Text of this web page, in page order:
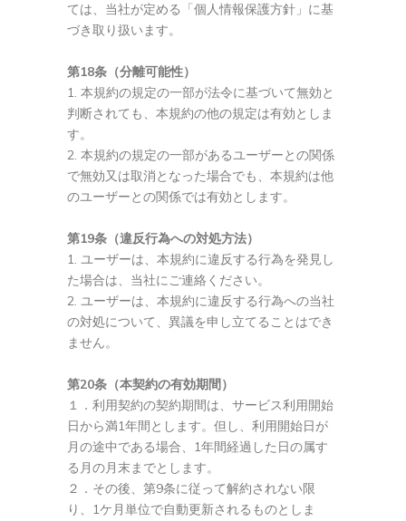
ては、当社が定める「個人情報保護方針」に基
づき取り扱います。
第18条（分離可能性）
本規約の規定の一部が法令に基づいて無効と
判断されても、本規約の他の規定は有効としま
す。
本規約の規定の一部があるユーザーとの関係
で無効又は取消となった場合でも、本規約は他
のユーザーとの関係では有効とします。
第19条（違反行為への対処方法）
ユーザーは、本規約に違反する行為を発見し
た場合は、当社にご連絡ください。
ユーザーは、本規約に違反する行為への当社
の対処について、異議を申し立てることはでき
ません。
第20条（本契約の有効期間）
１．利用契約の契約期間は、サービス利用開始
日から満1年間とします。但し、利用開始日が
月の途中である場合、1年間経過した日の属す
る月の月末までとします。
２．その後、第9条に従って解約されない限
り、1ケ月単位で自動更新されるものとしま